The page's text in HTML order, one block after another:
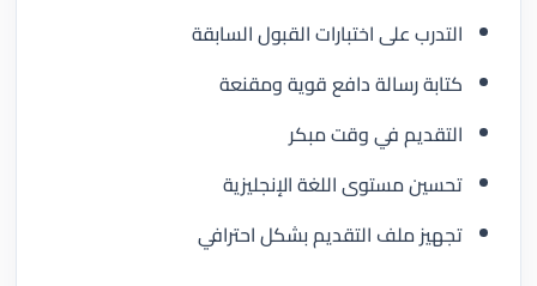
التدرب على اختبارات القبول السابقة
كتابة رسالة دافع قوية ومقنعة
التقديم في وقت مبكر
تحسين مستوى اللغة الإنجليزية
تجهيز ملف التقديم بشكل احترافي